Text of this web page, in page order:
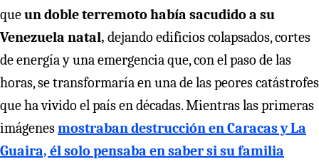
queun doble terremoto había sacudido a su
Venezuela natal, dejando edificios colapsados, cortes
de energía y una emergencia que, con el paso de las
horas, se transformaría en una de las peores catástrofes
que ha vivido el país en décadas. Mientras las primeras
imágenesmostraban destrucción en Caracas y La
Guaira, él solo pensaba en saber si su familia